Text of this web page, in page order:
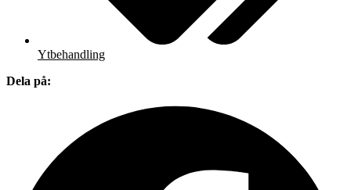
Ytbehandling
Dela på: